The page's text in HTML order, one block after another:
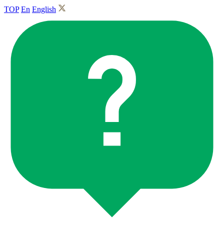
TOP En English